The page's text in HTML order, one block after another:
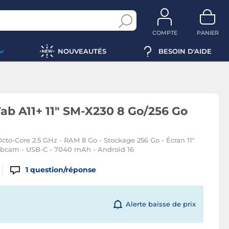
COMPTE PANIER
NOUVEAUTÉS BESOIN D'AIDE
A11+ 11" SM-X230 8 Go/256 Go
Core 2.5 GHz - RAM 8 Go - Stockage 256 Go - Écran 11"
- USB-C - 7040 mAh - Android 16
1 question/réponse
Alerte baisse de prix